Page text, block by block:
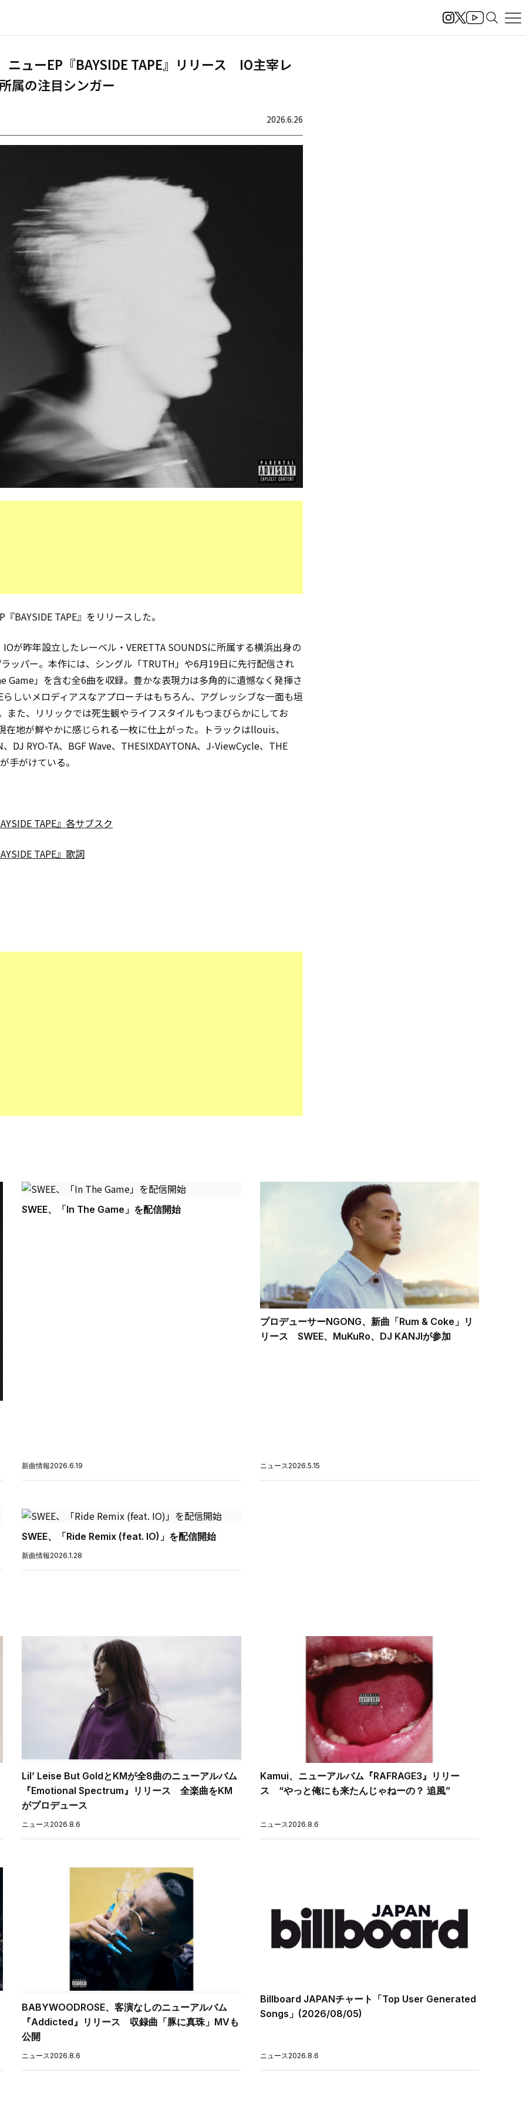
ニューEP『BAYSIDE TAPE』リリース IO主宰レ
属の注目シンガー
2026.6.26
『BAYSIDE TAPE』をリリースした。
IOが昨年設立したレーベル・VERETTA SOUNDSに所属する横浜出身の
ッパー。本作には、シングル「TRUTH」や6月19日に先行配信され
Game」を含む全6曲を収録。豊かな表現力は多角的に遺憾なく発揮さ
らしいメロディアスなアプローチはもちろん、アグレッシブな一面も垣
また、リリックでは死生観やライフスタイルもつまびらかにしてお
在地が鮮やかに感じられる一枚に仕上がった。トラックはllouis、
、DJ RYO-TA、BGF Wave、THESIXDAYTONA、J-ViewCycle、THE
手がけている。
TAPE』各サブスク
TAPE』歌詞
SWEE、「In The Game」を配信開始
新曲情報2026.6.19
プロデューサーNGONG、新曲「Rum & Coke」リ
リース SWEE、MuKuRo、DJ KANJIが参加
ニュース2026.5.15
SWEE、「Ride Remix (feat. IO)」を配信開始
新曲情報2026.1.28
Lil’ Leise But GoldとKMが全8曲のニューアルバム
『Emotional Spectrum』リリース 全楽曲をKM
がプロデュース
ニュース2026.8.6
Kamui、ニューアルバム『RAFRAGE3』リリー
ス “やっと俺にも来たんじゃねーの？ 追風”
ニュース2026.8.6
BABYWOODROSE、客演なしのニューアルバム
『Addicted』リリース 収録曲「豚に真珠」MVも
公開
ニュース2026.8.6
Billboard JAPANチャート「Top User Generated
Songs」(2026/08/05)
ニュース2026.8.6